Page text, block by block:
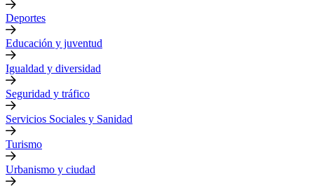
Deportes
Educación y juventud
Igualdad y diversidad
Seguridad y tráfico
Servicios Sociales y Sanidad
Turismo
Urbanismo y ciudad